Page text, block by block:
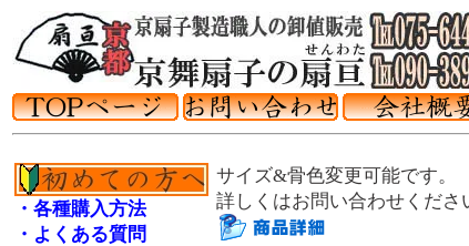
・各種購入方法
・よくある質問
サイズ&骨色変更可能です。
詳しくはお問い合わせくだ